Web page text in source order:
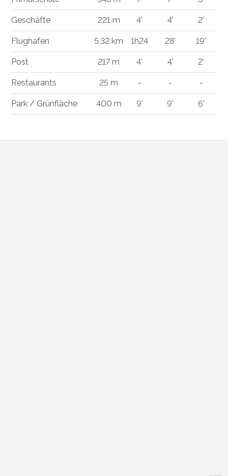
Geschäfte 221 m 4' 4' 2'
Flughafen 5.32 km 1h24 28' 19'
Post 217 m 4' 4' 2'
Restaurants 25 m - - -
Park / Grünfläche 400 m 9' 9' 6'